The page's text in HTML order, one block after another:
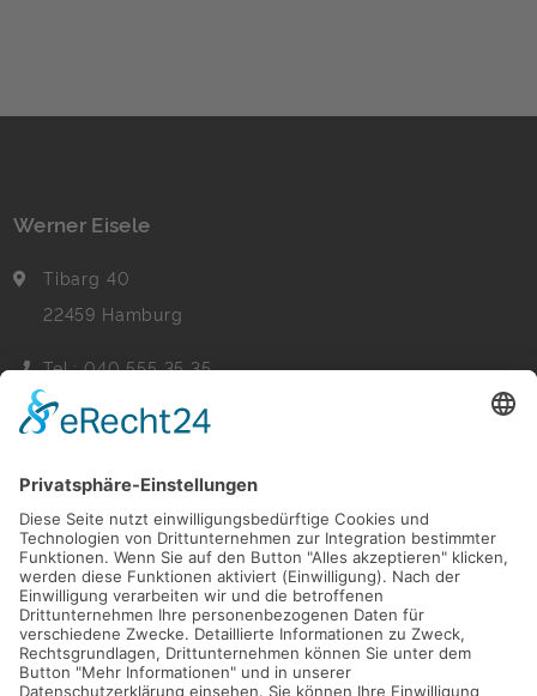
Werner Eisele
Tibarg 40
22459 Hamburg
Tel.: 040 555 35 35
Fax: 040 555 22 44
Nachricht senden
Navigation
Immobilien Aktuelles
Für Eigentümer Kontakt
Referenzen Impressum